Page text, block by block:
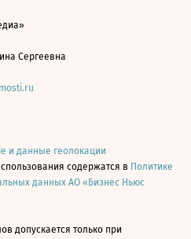
Сергеевна
и данные геолокации
содержатся в Политике
данных АО «Бизнес Ньюс
допускается только при